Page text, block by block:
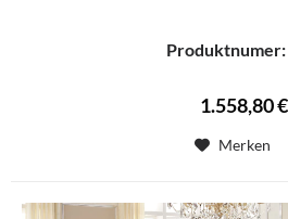
Produktnumer:
1.558,80 €
Merken